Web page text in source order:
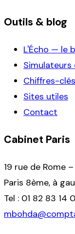
Outils & blog
L'Écho — le
Simulateurs
Chiffres-clés
Sites utiles
Contact
Cabinet Paris
19 rue de Rome
Paris 8ème, à
Tel : 01 82 83 14